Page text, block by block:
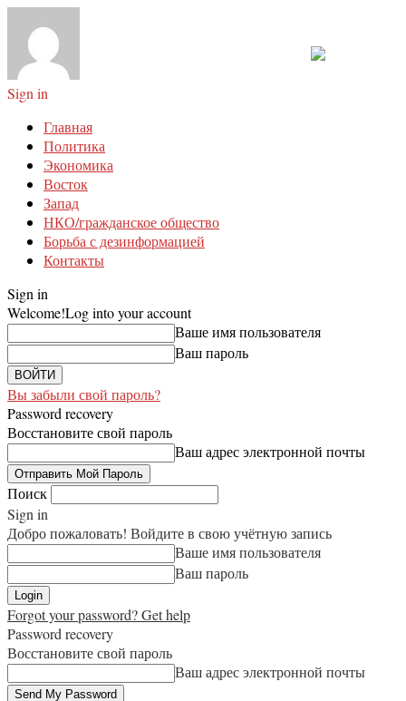
Sign in
Главная
Политика
Экономика
Восток
Запад
НКО/гражданское общество
Борьба с дезинформацией
Контакты
Sign in
Welcome!Log into your account
Ваше имя пользователя
Ваш пароль
Вы забыли свой пароль?
Password recovery
Восстановите свой пароль
Ваш адрес электронной почты
Поиск
Sign in
Добро пожаловать! Войдите в свою учётную запись
Ваше имя пользователя
Ваш пароль
Forgot your password? Get help
Password recovery
Восстановите свой пароль
Ваш адрес электронной почты